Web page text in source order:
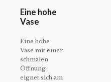
Eine hohe
Vase
Eine hohe
Vase mit einer
schmalen
Öffnung
eignet sich am